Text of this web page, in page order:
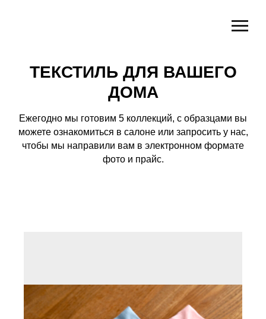
ТЕКСТИЛЬ ДЛЯ ВАШЕГО
ДОМА
Ежегодно мы готовим 5 коллекций, с образцами вы
можете ознакомиться в салоне или запросить у нас,
чтобы мы направили вам в электронном формате
фото и прайс.